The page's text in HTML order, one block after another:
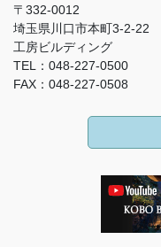
〒332-0012
埼玉県川口市本町3-2-22
工房ビルディング
TEL：048-227-0500
FAX：048-227-0508